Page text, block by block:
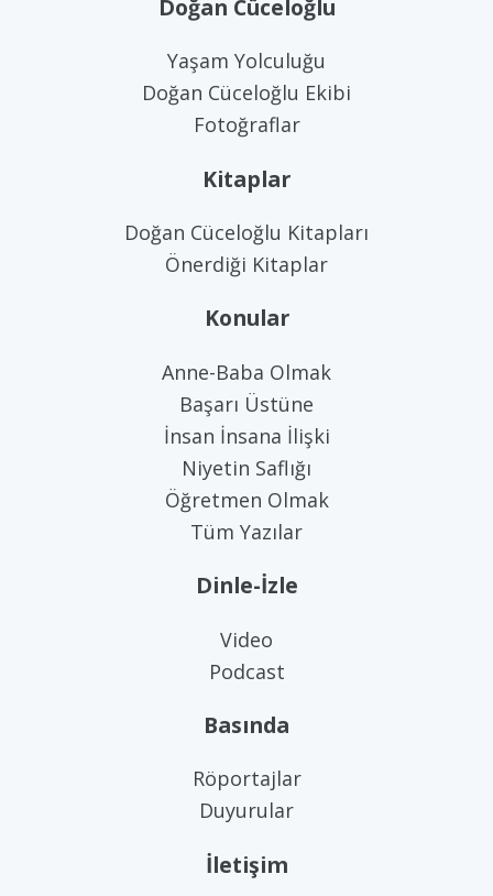
Doğan Cüceloğlu
Yaşam Yolculuğu
Doğan Cüceloğlu Ekibi
Fotoğraflar
Kitaplar
Doğan Cüceloğlu Kitapları
Önerdiği Kitaplar
Konular
Anne-Baba Olmak
Başarı Üstüne
İnsan İnsana İlişki
Niyetin Saflığı
Öğretmen Olmak
Tüm Yazılar
Dinle-İzle
Video
Podcast
Basında
Röportajlar
Duyurular
İletişim